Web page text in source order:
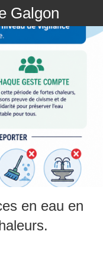
Galgon
en eau en